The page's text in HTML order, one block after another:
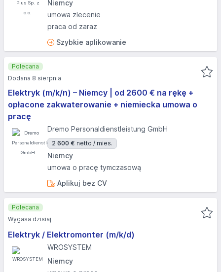
Niemcy
umowa zlecenie
praca od zaraz
Szybkie aplikowanie
Elektryk (m/k/n) – Niemcy | od 2600 € na rękę +
opłacone zakwaterowanie + niemiecka umowa o
pracę
Dremo Personaldienstleistung GmbH
2 600 € netto / mies.
Niemcy
umowa o pracę tymczasową
Aplikuj bez CV
Polecana
Dodana 8 sierpnia
Elektryk / Elektromonter (m/k/d)
WROSYSTEM
Niemcy
Polecana
Wygasa dzisiaj